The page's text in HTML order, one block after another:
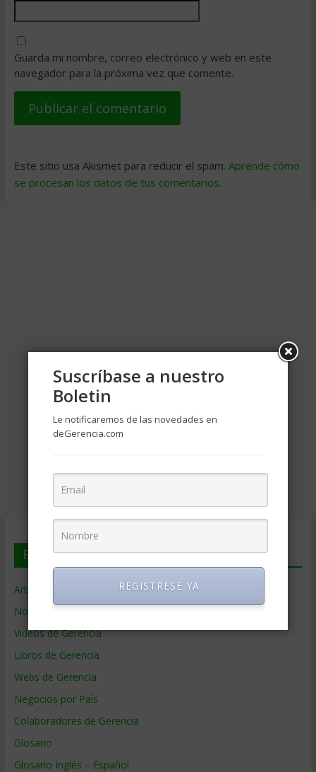
Guarda mi nombre, correo electrónico y web en este
navegador para la próxima vez que comente.
Este sitio usa Akismet para reducir el spam. Aprende cómo
se procesan los datos de tus comentarios.
En deGerencia.com
Artículos de Gerencia
Noticias de Gerencia
Videos de Gerencia
Libros de Gerencia
Webs de Gerencia
Negocios por País
Colaboradores de Gerencia
Glosario
Glosario Inglés – Español
Suscríbase a nuestro
Boletin
Le notificaremos de las novedades en
deGerencia.com
REGISTRESE YA